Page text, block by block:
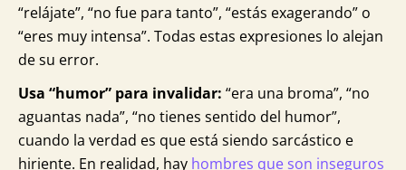
“relájate”, “no fue para tanto”, “estás exagerando” o
“eres muy intensa”. Todas estas expresiones lo alejan
de su error.
Usa “humor” para invalidar: “era una broma”, “no
aguantas nada”, “no tienes sentido del humor”,
cuando la verdad es que está siendo sarcástico e
hiriente. En realidad, hay hombres que son inseguros